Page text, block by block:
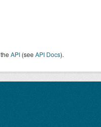
API (seeAPI Docs).